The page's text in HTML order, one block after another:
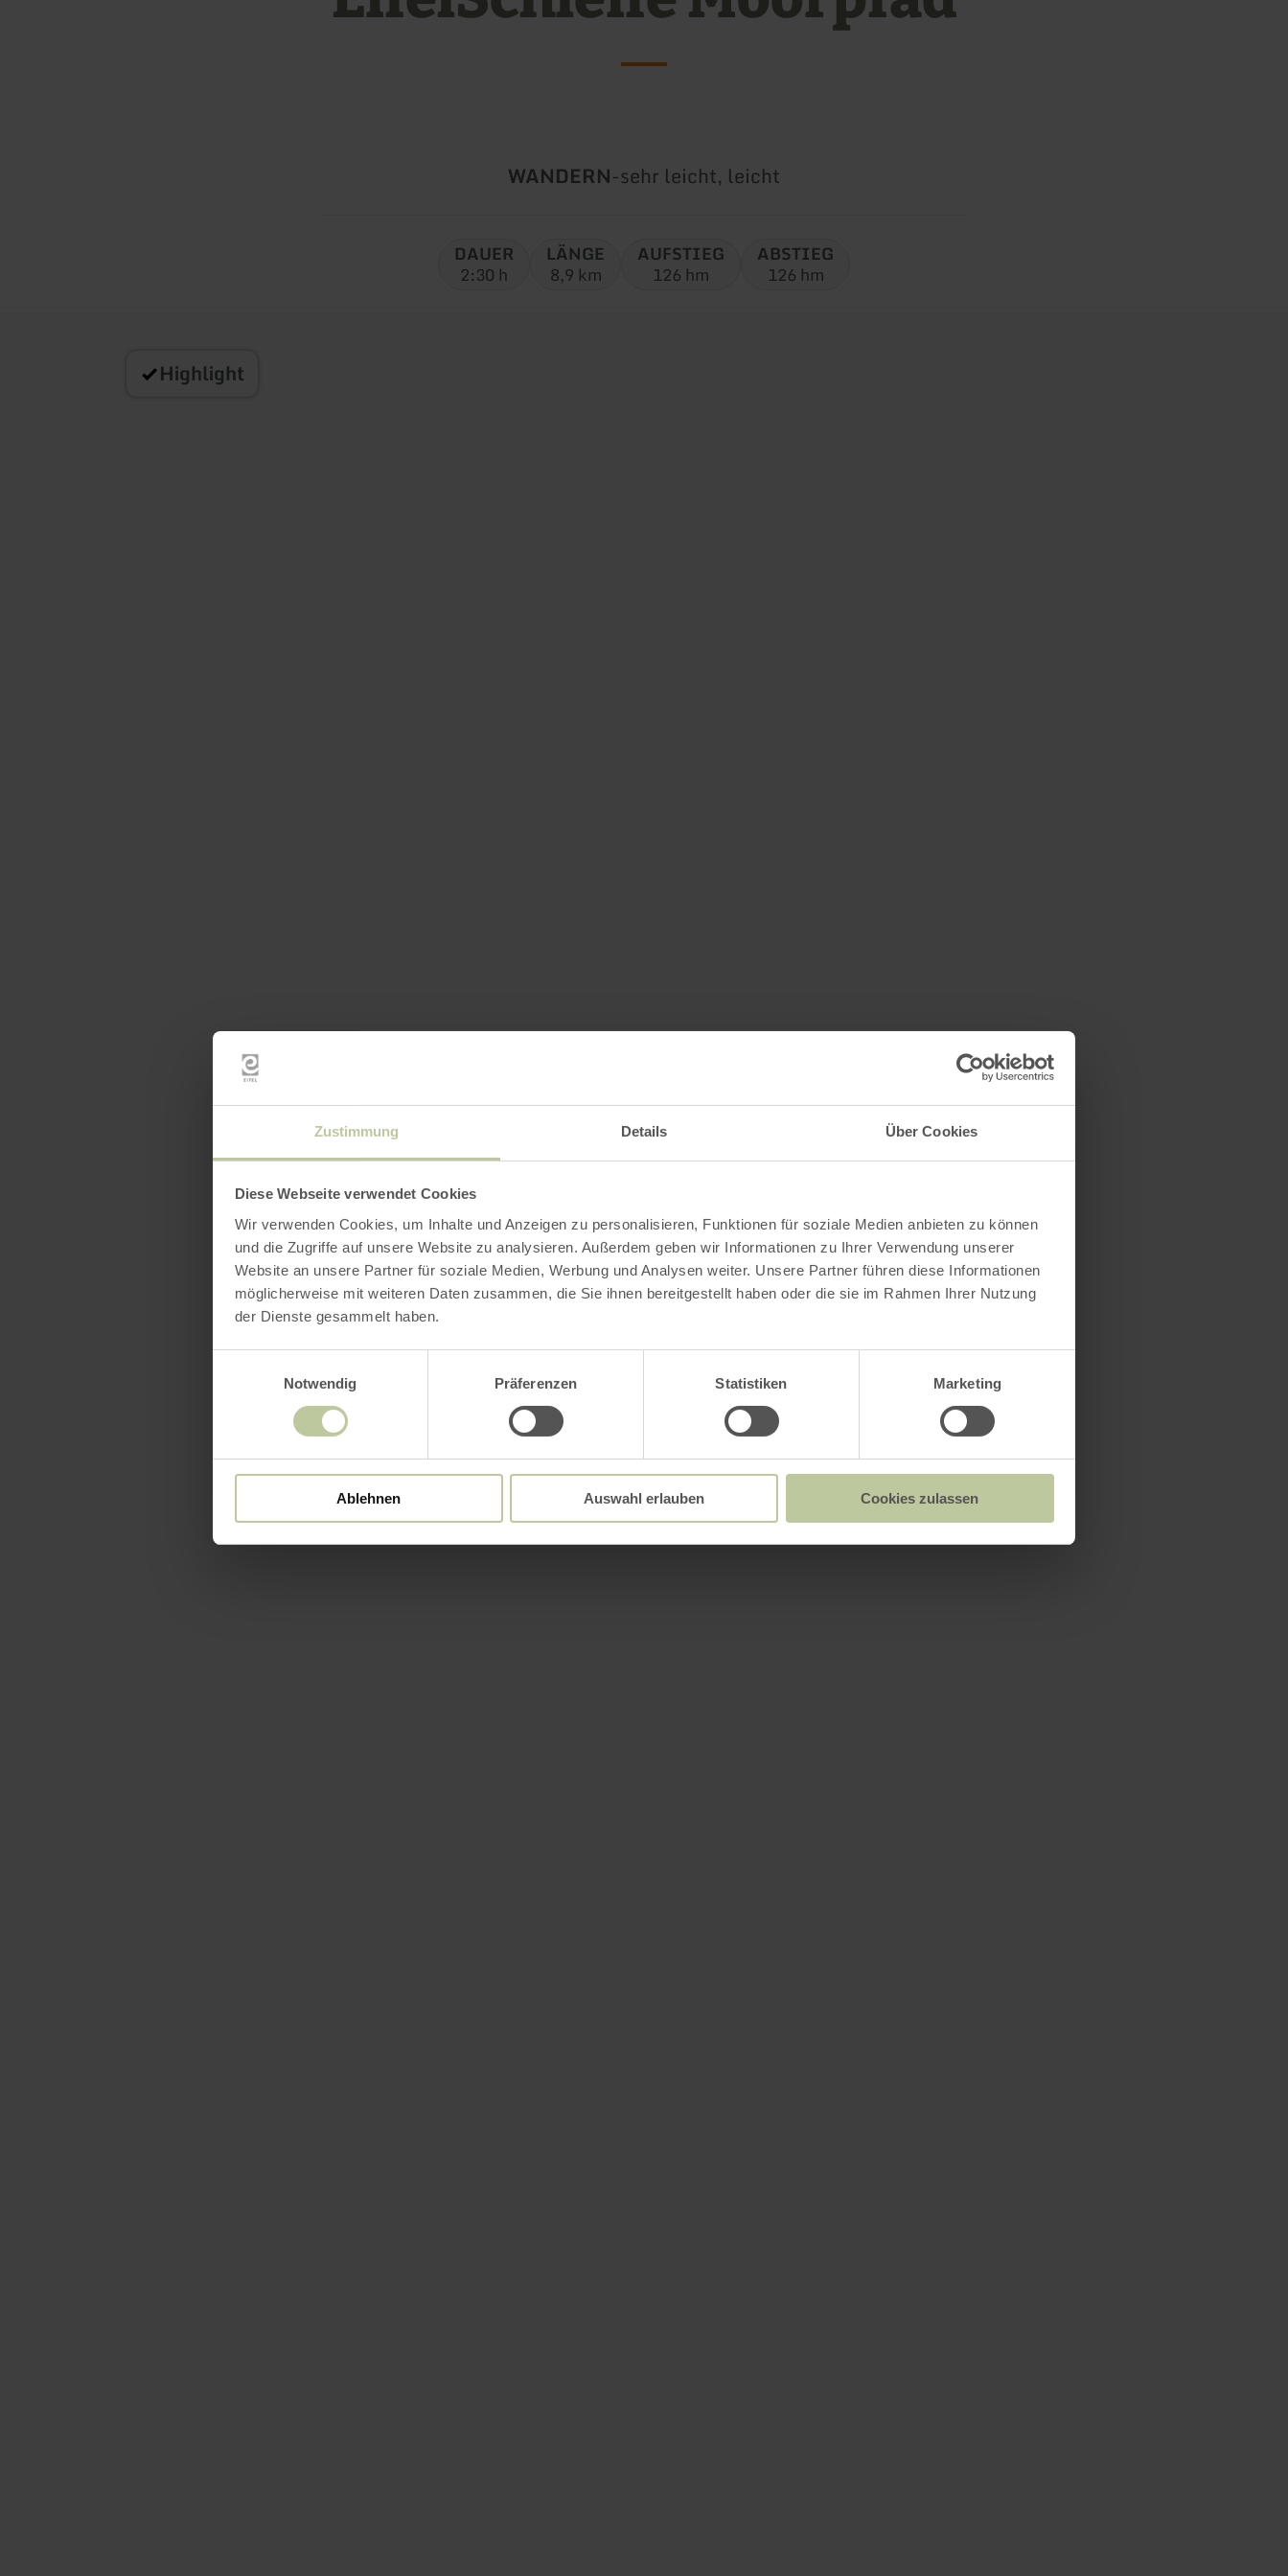
Zustimmung Details Über Cookies
Diese Webseite verwendet Cookies
Wir verwenden Cookies, um Inhalte und Anzeigen zu personalisieren, Funktionen für soziale Medien anbieten zu können
und die Zugriffe auf unsere Website zu analysieren. Außerdem geben wir Informationen zu Ihrer Verwendung unserer
Website an unsere Partner für soziale Medien, Werbung und Analysen weiter. Unsere Partner führen diese Informationen
möglicherweise mit weiteren Daten zusammen, die Sie ihnen bereitgestellt haben oder die sie im Rahmen Ihrer Nutzung
der Dienste gesammelt haben.
Notwendig
Präferenzen Statistiken Marketing
Ablehnen Auswahl erlauben Cookies zulassen
Art
WANDERN-Schwierigkeit:
sehr leicht, leicht
DAUER
2:30 h
LÄNGE
8,9 km
AUFSTIEG
126 hm
ABSTIEG
126 hm
Highlight